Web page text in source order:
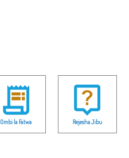
Ombi la Fatwa Rejesha Jibu